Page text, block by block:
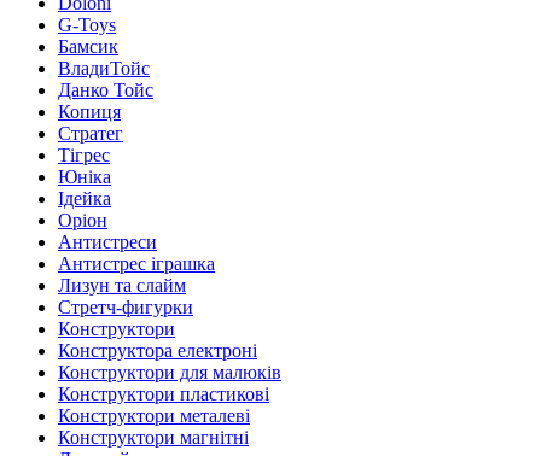
G-Toys
Бамсик
ВладиТойс
Данко Тойс
Копиця
Стратег
Тігрес
Юніка
Ідейка
Оріон
Антистреси
Антистрес іграшка
Лизун та слайм
Стретч-фигурки
Конструктори
Конструктора електроні
Конструктори для малюків
Конструктори пластикові
Конструктори металеві
Конструктори магнітні